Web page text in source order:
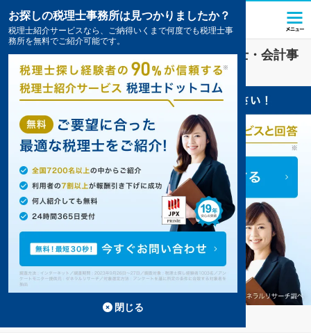
その他業界に強い那覇市(沖縄県)の税理士・会計事
務所の一覧 2件掲載中
お探しの税理士事務所は見つかりましたか？
税理士紹介サービスなら、ご納得いくまで何度でも税理士事
務所を無料でご紹介可能です。
閉じる